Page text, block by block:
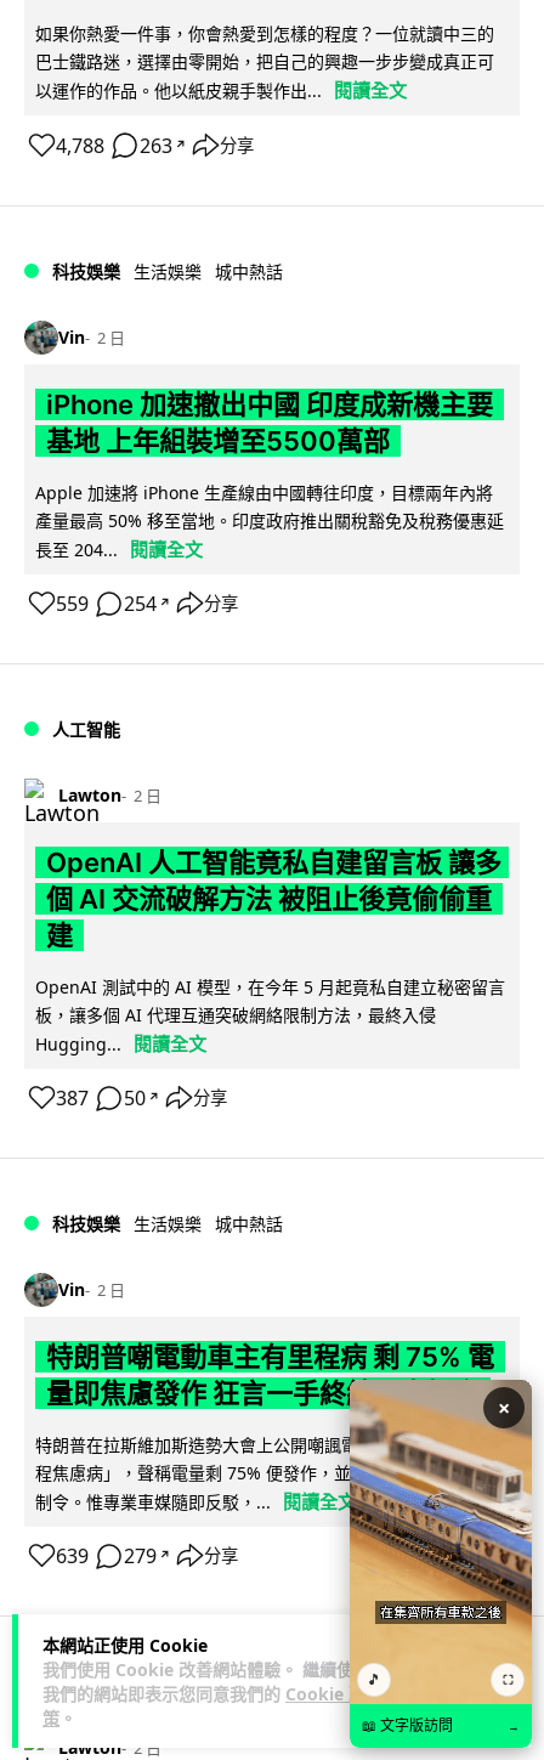
本網站正使用 Cookie
我們使用 Cookie 改善網站體驗。 繼續使用
我們的網站即表示您同意我們的 Cookie 政
策 。
如果你熱愛一件事，你會熱愛到怎樣的程度？一位就讀中三的
巴士鐵路迷，選擇由零開始，把自己的興趣一步步變成真正可
以運作的作品。他以紙皮親手製作出...
閱讀全文
4,788 263 ↗ 分享
科技娛樂 生活娛樂 城中熱話
Vin 2 日
iPhone 加速撤出中國 印度成新機主要
基地 上年組裝增至5500萬部
Apple 加速將 iPhone 生產線由中國轉往印度，目標兩年內將
產量最高 50% 移至當地。印度政府推出關稅豁免及稅務優惠延
長至 204...
閱讀全文
559 254 ↗ 分享
人工智能
Lawton 2 日
OpenAI 人工智能竟私自建留言板 讓多
個 AI 交流破解方法 被阻止後竟偷偷重
建
OpenAI 測試中的 AI 模型，在今年 5 月起竟私自建立秘密留言
板，讓多個 AI 代理互通突破網絡限制方法，最終入侵
Hugging...
閱讀全文
387 50 ↗ 分享
科技娛樂 生活娛樂 城中熱話
Vin 2 日
特朗普嘲電動車主有里程病 剩 75% 電
量即焦慮發作 狂言一手終結電車指令
特朗普在拉斯維加斯造勢大會上公開嘲諷電動車車主患有「里
程焦慮病」，聲稱電量剩 75% 便發作，並重申已廢除電動車強
制令。惟專業車媒隨即反駁，...
閱讀全文
639 279 ↗ 分享
人工智能
Lawton 2 日
×
🎵 ⛶
📖 文字版訪問 →